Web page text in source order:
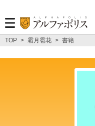
TOP > 霜月雹花 > 書籍